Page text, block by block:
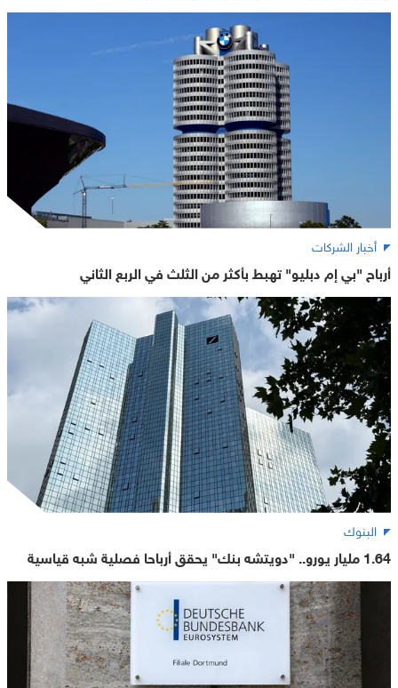
أخبار الشركات
أرباح "بي إم دبليو" تهبط بأكثر من الثلث في الربع الثاني
البنوك
1.64 مليار يورو.. "دويتشه بنك" يحقق أرباحا فصلية شبه قياسية